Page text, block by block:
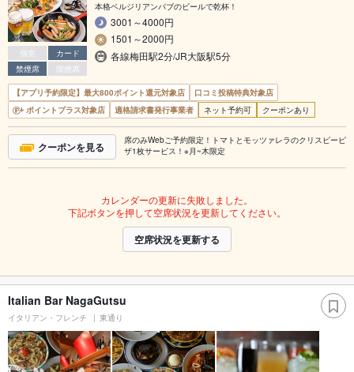
個室
カード
禁煙席
喫煙席
本格ベルジリアンパブのビールで乾杯！
3001～4000円
1501～2000円
各線梅田駅2分/JR大阪駅5分
【アプリ予約限定】最大800ポイント還元対象店
口コミ投稿特典対象店
ポイントプラス対象店
適格請求書発行事業者 ネット予約可 クーポンあり
クーポンを見る
席のみWebご予約限定！トマトとモッツァレラのクリスピーピ
ザ1枚サービス！※月~木限定
カレンダーの更新に失敗しました。
下記ボタンを押して空席状況を更新してください。
空席状況を更新する
Italian Bar NagaGutsu
イタリアン・フレンチ 東通り